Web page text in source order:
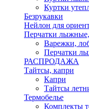
Куртки
Безрукавки
Нейлон для
Перчатки
Варежки,
Перчатки
РАСПРОДАЖА
Тайтсы, капри
Капри
Тайтсы
Термобелье
Комплекты